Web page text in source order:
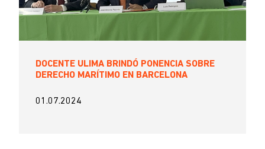
DOCENTE ULIMA BRINDÓ PONENCIA SOBRE
DERECHO MARÍTIMO EN BARCELONA
01.07.2024